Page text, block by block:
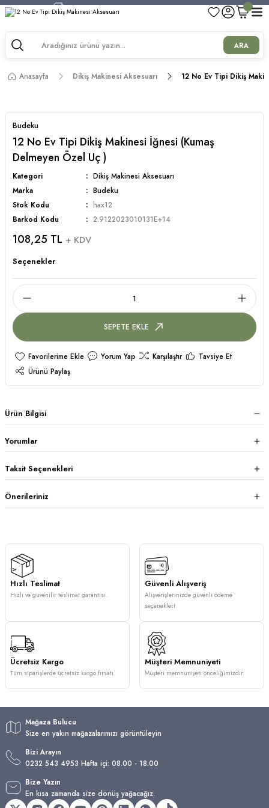
750 TL ve Üzeri Alışverişlerde Kargo Bedava!
750 TL ve Üzeri Alışverişlerde Kargo Bedava!
ARA
Anasayfa Dikiş Makinesi Aksesuarı 12 No Ev Tipi Dikiş
Budeku
12 No Ev Tipi Dikiş Makinesi İğnesi (Kumaş
Delmeyen Özel Uç )
Kategori
Dikiş Makinesi Aksesuarı
Marka
Budeku
Stok Kodu
hax12
Barkod Kodu
2.9122023010131E+14
108,25 TL + KDV
Seçenekler
SEPETE EKLE
Yorum Yap Karşılaştır
Tavsiye Et
Ürünü Paylaş
Ürün Bilgisi
Yorumlar
Taksit Seçenekleri
Önerileriniz
Hızlı Teslimat
Hızlı ve güvenilir teslimat garantisi.
Güvenli Alışveriş
Alışverişlerinizde güvenli ödeme
seçenekleri.
Ücretsiz Kargo
Tüm siparişlerde ücretsiz kargo fırsatı.
Müşteri Memnuniyeti
Müşteri memnuniyeti önceliğimizdir.
Mağaza Bulucu
Size en yakın mağazalarımızı görüntüleyin
Bizi Arayın
0232 543 4953 Hafta içi: 08.00 - 18.00
Bize Yazın
En kısa zamanda size dönüş yağacağız.